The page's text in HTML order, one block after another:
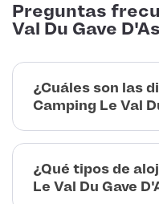
Preguntas
Val Du Gave
¿Cuáles son las
Camping Le Val
¿Qué tipos de
Le Val Du Gave